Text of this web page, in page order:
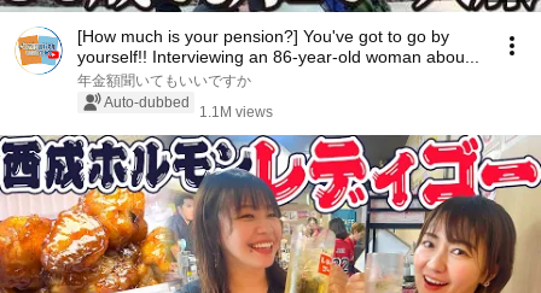
[How much is your pension?] You've got to go by
yourself!! Interviewing an 86-year-old woman abou...
年金額聞いてもいいですか
Auto-dubbed
1.1M views